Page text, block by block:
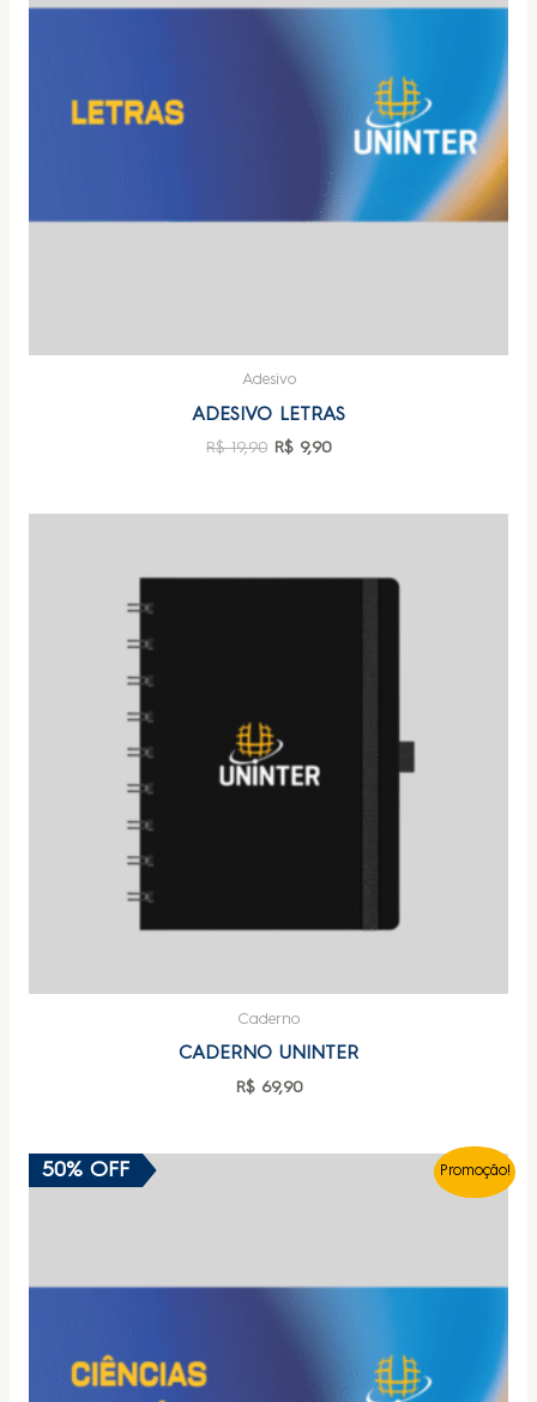
Adesivo
ADESIVO LETRAS
R$19,90 R$9,90
Caderno
CADERNO UNINTER
R$69,90
Promoção!
50% OFF